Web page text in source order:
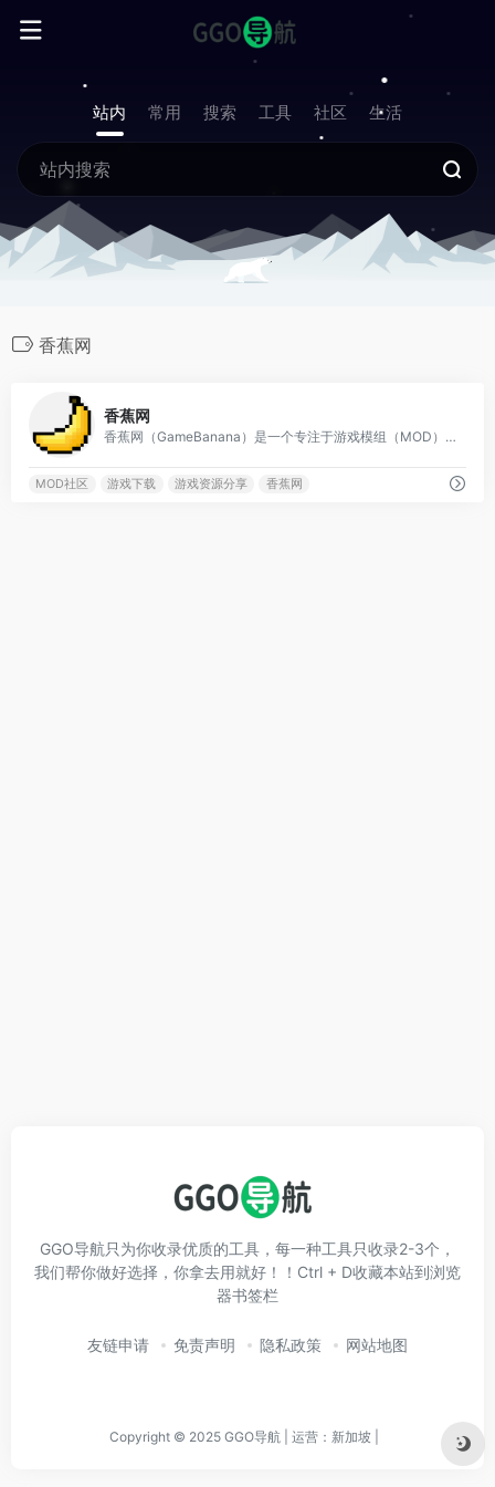
站内 常用 搜索 工具 社区 生活
香蕉网
香蕉网
香蕉网（GameBanana）是一个专注于游戏模组（MOD）资源分享与社区互动的国际性平台，是全球最大的游戏MOD社区之一。
MOD社区 游戏下载 游戏资源分享 香蕉网
GGO导航只为你收录优质的工具，每一种工具只收录2-3个，
我们帮你做好选择，你拿去用就好！！Ctrl + D收藏本站到浏览
器书签栏
友链申请 免责声明 隐私政策 网站地图
Copyright © 2025 GGO导航 | 运营：新加坡 |